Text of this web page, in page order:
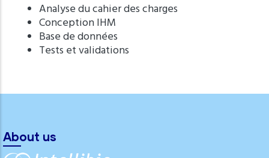
Analyse du cahier des charges
Conception IHM
Base de données
Tests et validations
About us